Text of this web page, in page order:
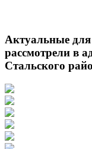
Актуальные
рассмотрели в
Стальского